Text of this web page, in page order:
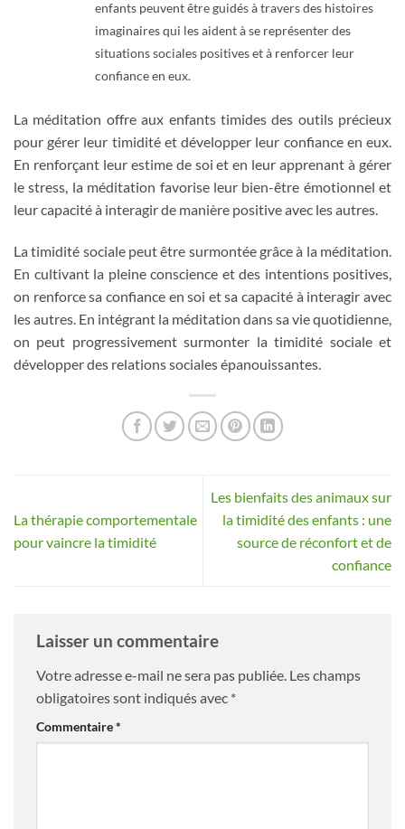
enfants peuvent être guidés à travers des histoires
imaginaires qui les aident à se représenter des
situations sociales positives et à renforcer leur
confiance en eux.
La méditation offre aux enfants timides des outils précieux
pour gérer leur timidité et développer leur confiance en eux.
En renforçant leur estime de soi et en leur apprenant à gérer
le stress, la méditation favorise leur bien-être émotionnel et
leur capacité à interagir de manière positive avec les autres.
La timidité sociale peut être surmontée grâce à la méditation.
En cultivant la pleine conscience et des intentions positives,
on renforce sa confiance en soi et sa capacité à interagir avec
les autres. En intégrant la méditation dans sa vie quotidienne,
on peut progressivement surmonter la timidité sociale et
développer des relations sociales épanouissantes.
La thérapie comportementale
pour vaincre la timidité
Les bienfaits des animaux sur
la timidité des enfants : une
source de réconfort et de
confiance
Laisser un commentaire
Votre adresse e-mail ne sera pas publiée. Les champs
obligatoires sont indiqués avec *
Commentaire*